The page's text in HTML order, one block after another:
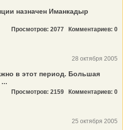
назначен Иманкадыр
Просмотров: 2077 Комментариев: 0
28 октября 2005
в этот период. Большая
Просмотров: 2159 Комментариев: 0
25 октября 2005